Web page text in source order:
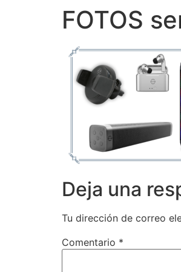
FOTOS
Deja una
Tu dirección de correo
Comentario *